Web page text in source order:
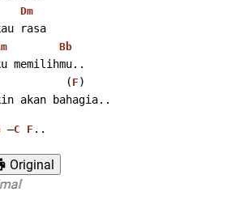
Dm
rasa
Bb
memilihmu..
(
F )
akan bahagia..
–C F ..
Original